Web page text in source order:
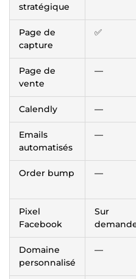
stratégique
Page de
capture
✅
Page de
vente
—
Calendly —
Emails
automatisés
—
Order bump —
Pixel
Facebook
Sur
Domaine
personnalisé
—